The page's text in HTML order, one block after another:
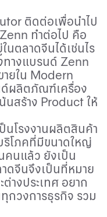
ติดต่อเพื่อนำไป
Zenn ทำต่อไป คือ
นตลาดจีนได้เช่นไร
ทางแบรนด์ Zenn
ยใน Modern
ด์ผลิตภัณฑ์เครื่อง
นสร้าง Product ให้
นโรงงานผลิตสินค้า
โภคที่มีขนาดใหญ่
คนแล้ว ยังเป็น
ดจีนจึงเป็นที่หมาย
างประเทศ อยาก
กวงการธุรกิจ รวม